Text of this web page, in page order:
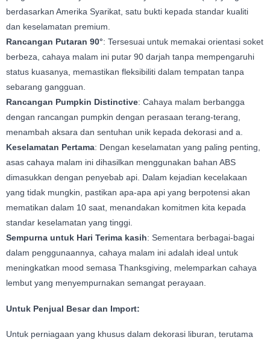
berdasarkan Amerika Syarikat, satu bukti kepada standar kualiti
dan keselamatan premium.
Rancangan Putaran 90°: Tersesuai untuk memakai orientasi soket
berbeza, cahaya malam ini putar 90 darjah tanpa mempengaruhi
status kuasanya, memastikan fleksibiliti dalam tempatan tanpa
sebarang gangguan.
Rancangan Pumpkin Distinctive: Cahaya malam berbangga
dengan rancangan pumpkin dengan perasaan terang-terang,
menambah aksara dan sentuhan unik kepada dekorasi and a.
Keselamatan Pertama: Dengan keselamatan yang paling penting,
asas cahaya malam ini dihasilkan menggunakan bahan ABS
dimasukkan dengan penyebab api. Dalam kejadian kecelakaan
yang tidak mungkin, pastikan apa-apa api yang berpotensi akan
mematikan dalam 10 saat, menandakan komitmen kita kepada
standar keselamatan yang tinggi.
Sempurna untuk Hari Terima kasih: Sementara berbagai-bagai
dalam penggunaannya, cahaya malam ini adalah ideal untuk
meningkatkan mood semasa Thanksgiving, melemparkan cahaya
lembut yang menyempurnakan semangat perayaan.
Untuk Penjual Besar dan Import:
Untuk perniagaan yang khusus dalam dekorasi liburan, terutama